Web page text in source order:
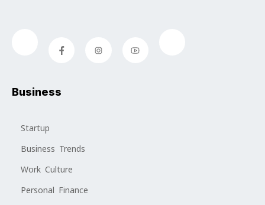
Business
Startup
Business Trends
Work Culture
Personal Finance